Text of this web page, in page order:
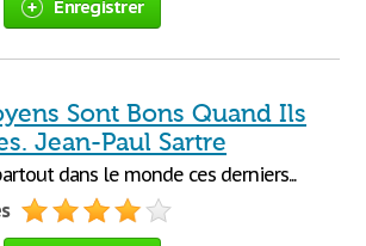
Enregistrer
Sont Bons Quand Ils
Jean-Paul Sartre
dans le monde ces derniers...